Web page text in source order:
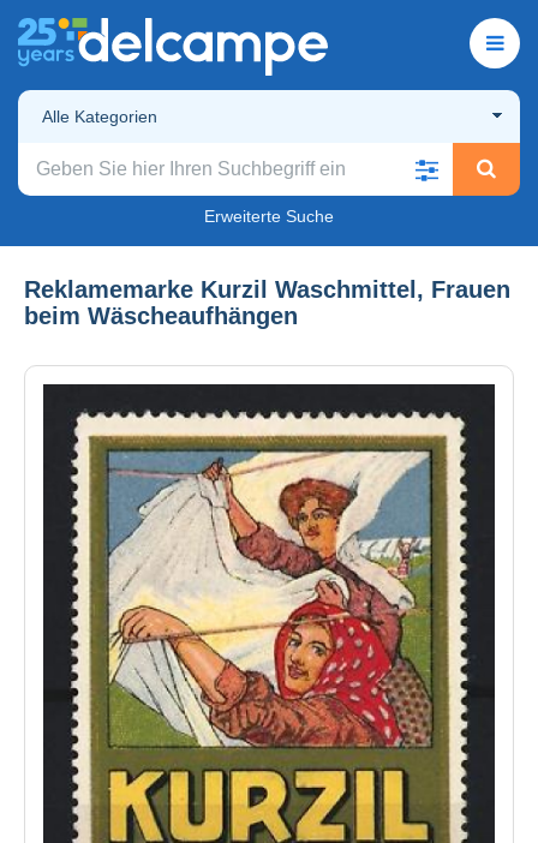
Alle Kategorien
Erweiterte Suche
Reklamemarke Kurzil Waschmittel, Frauen
beim Wäscheaufhängen